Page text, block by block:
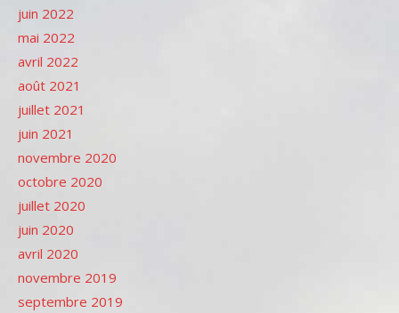
juin 2022
mai 2022
avril 2022
août 2021
juillet 2021
juin 2021
novembre 2020
octobre 2020
juillet 2020
juin 2020
avril 2020
novembre 2019
septembre 2019